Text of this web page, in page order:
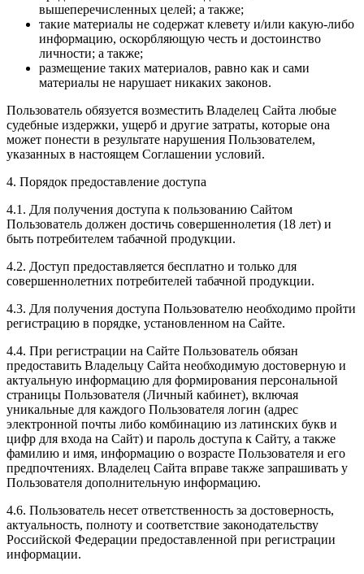
вышеперечисленных целей; а также;
такие материалы не содержат клевету и/или какую-либо
информацию, оскорбляющую честь и достоинство
личности; а также;
размещение таких материалов, равно как и сами
материалы не нарушает никаких законов.
Пользователь обязуется возместить Владелец Сайта любые
судебные издержки, ущерб и другие затраты, которые она
может понести в результате нарушения Пользователем,
указанных в настоящем Соглашении условий.
4. Порядок предоставление доступа
4.1. Для получения доступа к пользованию Сайтом
Пользователь должен достичь совершеннолетия (18 лет) и
быть потребителем табачной продукции.
4.2. Доступ предоставляется бесплатно и только для
совершеннолетних потребителей табачной продукции.
4.3. Для получения доступа Пользователю необходимо пройти
регистрацию в порядке, установленном на Сайте.
4.4. При регистрации на Сайте Пользователь обязан
предоставить Владельцу Сайта необходимую достоверную и
актуальную информацию для формирования персональной
страницы Пользователя (Личный кабинет), включая
уникальные для каждого Пользователя логин (адрес
электронной почты либо комбинацию из латинских букв и
цифр для входа на Сайт) и пароль доступа к Сайту, а также
фамилию и имя, информацию о возрасте Пользователя и его
предпочтениях. Владелец Сайта вправе также запрашивать у
Пользователя дополнительную информацию.
4.6. Пользователь несет ответственность за достоверность,
актуальность, полноту и соответствие законодательству
Российской Федерации предоставленной при регистрации
информации.